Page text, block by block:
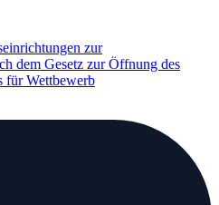
zur
dem Gesetz zur Öffnung des
für Wettbewerb